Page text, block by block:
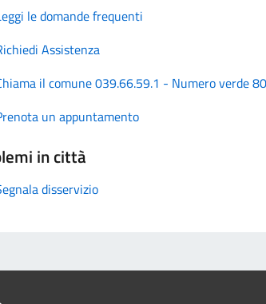
le domande frequenti
Assistenza
il comune 039.66.59.1 - Numero verde
un appuntamento
in città
disservizio